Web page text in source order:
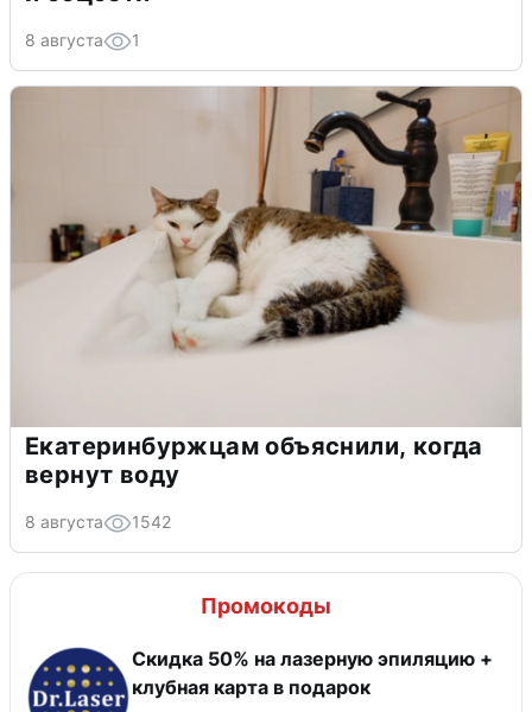
8 августа 1
Екатеринбуржцам объяснили, когда
вернут воду
8 августа 1542
Промокоды
Скидка 50% на лазерную эпиляцию +
клубная карта в подарок